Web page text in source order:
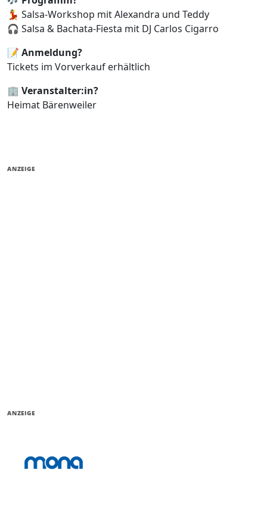
💃 Salsa-Workshop mit Alexandra und Teddy
🎧 Salsa & Bachata-Fiesta mit DJ Carlos Cigarro
📝 Anmeldung?
Tickets im Vorverkauf erhältlich
🏢 Veranstalter:in?
Heimat Bärenweiler
ANZEIGE
ANZEIGE